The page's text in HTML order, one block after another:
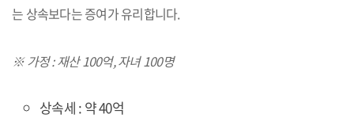
는 상속보다는 증여가 유리합니다.
※ 가정 : 재산 100억, 자녀 100명
상속세 : 약 40억